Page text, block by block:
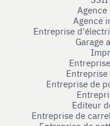
Agence
Agence
Entreprise
Garage
Entreprise de
Editeur
Entreprise de